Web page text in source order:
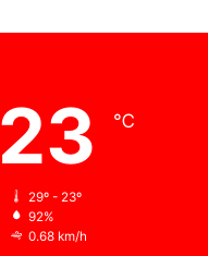
23 ℃
29º - 23º
92%
0.68 km/h